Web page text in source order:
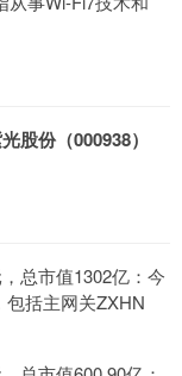
股份（000938）
总市值1302亿：今
括主网关ZXHN